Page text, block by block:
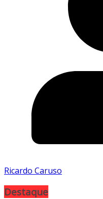
Ricardo Caruso
Destaque